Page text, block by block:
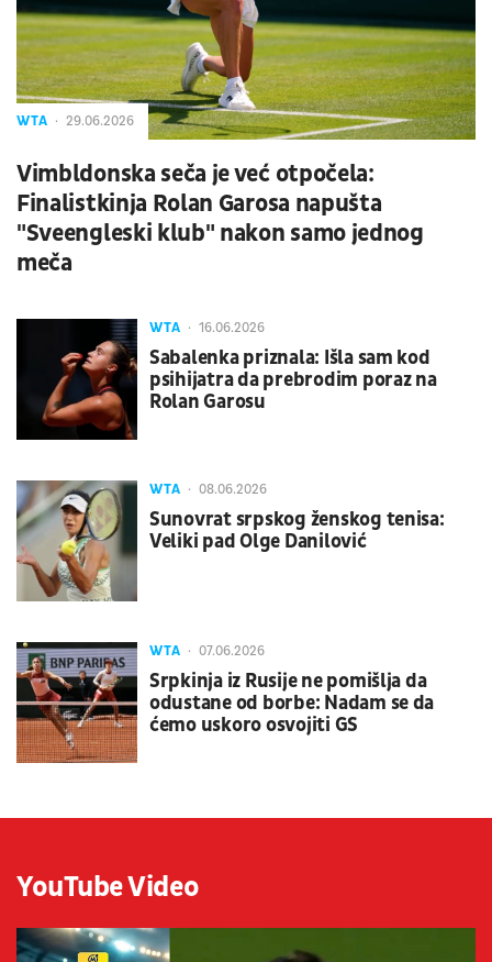
WTA 29.06.2026
Vimbldonska seča je već otpočela:
Finalistkinja Rolan Garosa napušta
"Sveengleski klub" nakon samo jednog
meča
WTA 16.06.2026
Sabalenka priznala: Išla sam kod
psihijatra da prebrodim poraz na
Rolan Garosu
WTA 08.06.2026
Sunovrat srpskog ženskog tenisa:
Veliki pad Olge Danilović
WTA 07.06.2026
Srpkinja iz Rusije ne pomišlja da
odustane od borbe: Nadam se da
ćemo uskoro osvojiti GS
YouTube Video